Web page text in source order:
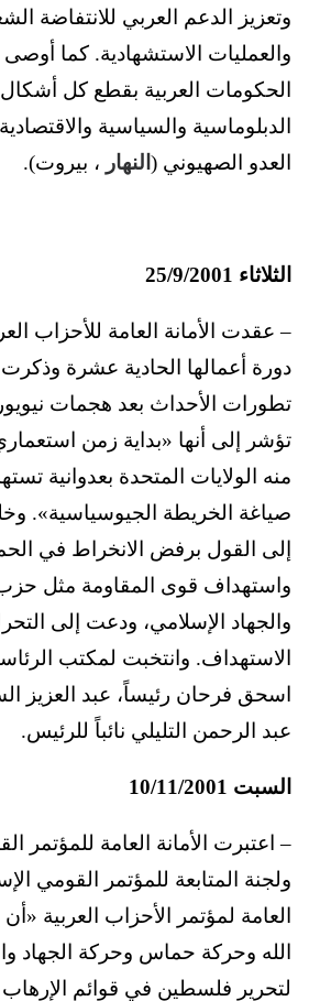
وتعزيز الدعم العربي للانتفاضة
والعمليات الاستشهادية. كما أوصى
الحكومات العربية بقطع كل أشكال
الدبلوماسية والسياسية
العدو الصهيوني ( النهار ، بيروت).
الثلاثاء 25/9/2001
– عقدت الأمانة العامة للأحزاب
دورة أعمالها الحادية عشرة
تطورات الأحداث بعد هجمات
تؤشر إلى أنها «بداية زمن
منه الولايات المتحدة بعدوانية
صياغة الخريطة الجيوسياسية».
إلى القول برفض الانخراط في
واستهداف قوى المقاومة مثل
والجهاد الإسلامي، ودعت إلى
الاستهداف. وانتخبت لمكتب
اسحق فرحان رئيساً، عبد العزيز
عبد الرحمن التليلي نائباً للرئيس.
السبت 10/11/2001
– اعتبرت الأمانة العامة للمؤتمر
ولجنة المتابعة للمؤتمر القومي
العامة لمؤتمر الأحزاب العربية
الله وحركة حماس وحركة الجهاد
لتحرير فلسطين في قوائم الإرهاب